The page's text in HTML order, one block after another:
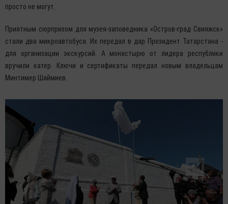
просто не могут.
Приятным сюрпризом для музея-заповедника «Остров-град Свияжск»
стали два микроавтобуса. Их передал в дар Президент Татарстана -
для организации экскурсий. А монастырю от лидера республики
вручили катер. Ключи и сертификаты передал новым владельцам
Минтимер Шаймиев.